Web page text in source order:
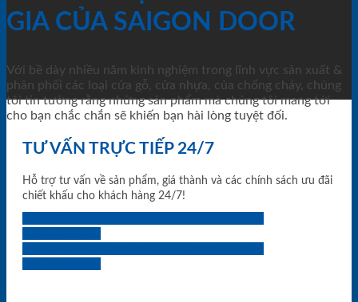
GIA CỦA SAIGON DOOR
Với bề dày nhiều năm kinh nghiệm trong lĩnh vực sản xuất &
phân phối các loại cửa gỗ, cửa nhựa, của chống cháy, chúng
tôi tin tưởng rằng những sản phẩm mà chúng tôi mang tới
cho bạn chắc chắn sẽ khiến bạn hài lòng tuyệt đối.
TƯ VẤN TRỰC TIẾP 24/7
Hỗ trợ tư vấn về sản phẩm, giá thành và các chính sách ưu đãi
chiết khấu cho khách hàng 24/7!